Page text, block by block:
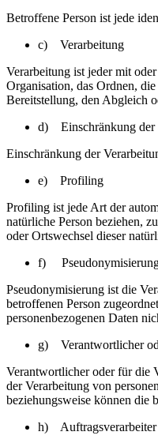
Betroffene Person ist jede
c) Verarbeitung
Verarbeitung ist jeder mit
Organisation, das Ordnen,
Bereitstellung, den Abgleich
d) Einschränkung der
Einschränkung der
e) Profiling
Profiling ist jede Art der
natürliche Person beziehen,
oder Ortswechsel dieser
f)
Pseudonymisierung ist die
betroffenen Person
personenbezogenen Daten
g) Verantwortlicher
Verantwortlicher oder für die
der Verarbeitung von
beziehungsweise können die
h) Auftragsverarbeiter